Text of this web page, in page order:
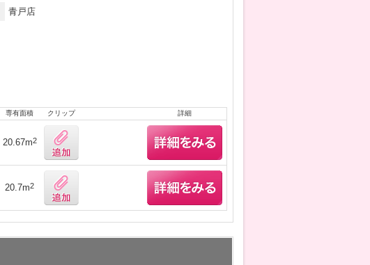
青戸店
専有面積 クリップ 詳細
20.67m2
20.7m2